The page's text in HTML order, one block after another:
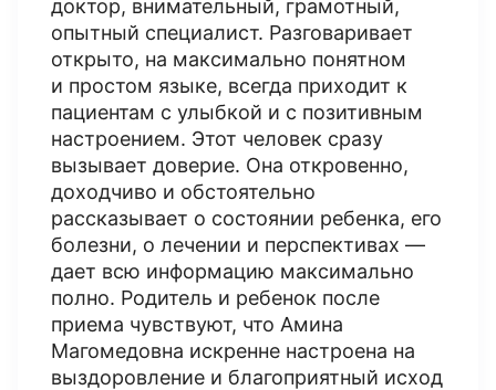
доктор, внимательный, грамотный,
опытный специалист. Разговаривает
открыто, на максимально понятном
и простом языке, всегда приходит к
пациентам с улыбкой и с позитивным
настроением. Этот человек сразу
вызывает доверие. Она откровенно,
доходчиво и обстоятельно
рассказывает о состоянии ребенка, его
болезни, о лечении и перспективах —
дает всю информацию максимально
полно. Родитель и ребенок после
приема чувствуют, что Амина
Магомедовна искренне настроена на
выздоровление и благоприятный исход